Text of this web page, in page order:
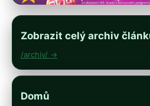
Zobrazit celý archiv
/archiv/ →
Domů